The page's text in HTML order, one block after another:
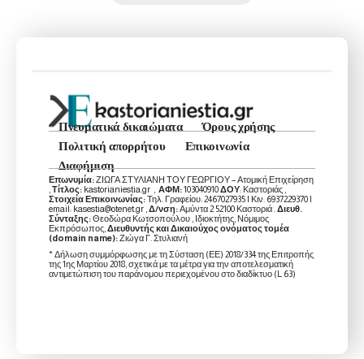
Πνευματικά δικαιώματα
Όρους χρήσης
Πολιτική απορρήτου
Επικοινωνία
Διαφήμιση
Επωνυμία:ΖΙΩΓΑ ΣΤΥΛΙΑΝΗ ΤΟΥ ΓΕΩΡΓΙΟΥ – Ατομική Επιχείρηση
Τίτλος: kastorianiestia.gr , ΑΦΜ:103040910ΔΟΥ: Καστοριάς ,
Στοιχεία Επικοινωνίας:Τηλ. Γραφείου: 2467027935 | Κιν. 6937229370 |
email: kasestia@otenet.gr , Δ/νση:Αμύντα 2 52100 Καστοριά . Διευθ.
Σύνταξης:Θεοδώρα Κωτσοπούλου , Ιδιοκτήτης, Νόμιμος
Εκπρόσωπος, Διευθυντής και Δικαιούχος ονόματος τομέα
(domain name):Ζιώγα Γ. Στυλιανή
* Δήλωση συμμόρφωσης με τη Σύσταση (ΕΕ) 2018/334 της Επιτροπής
της 1ης Μαρτίου 2018, σχετικά με τα μέτρα για την αποτελεσματική
αντιμετώπιση του παράνομου περιεχομένου στο διαδίκτυο (L 63)